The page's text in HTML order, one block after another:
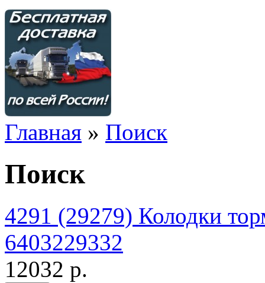
Главная » Поиск
Поиск
4291 (29279) Колодки
6403229332
12032 р.